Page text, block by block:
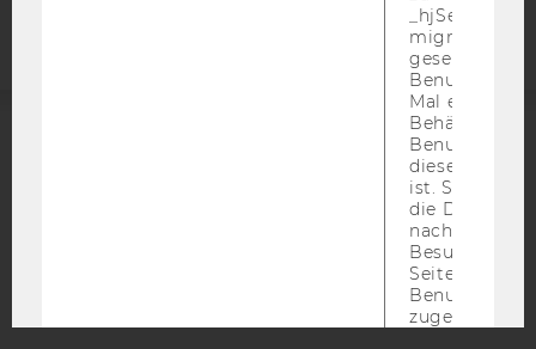
migrieren.
gesetzt,
Benutzer
Mal eine
Behält die
Benutzer-ID
diese Seite
ist. Stellt
die Daten von
Besuchen
Seite
Benutzer-ID
zugeordnet